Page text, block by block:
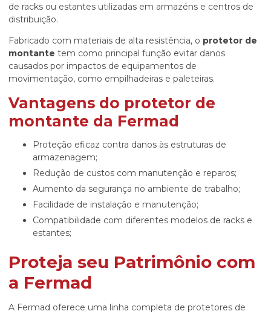
de racks ou estantes utilizadas em armazéns e centros de
distribuição.
Fabricado com materiais de alta resistência, o protetor de
montante tem como principal função evitar danos
causados por impactos de equipamentos de
movimentação, como empilhadeiras e paleteiras.
Vantagens do protetor de
montante da Fermad
Proteção eficaz contra danos às estruturas de
armazenagem;
Redução de custos com manutenção e reparos;
Aumento da segurança no ambiente de trabalho;
Facilidade de instalação e manutenção;
Compatibilidade com diferentes modelos de racks e
estantes;
Proteja seu Patrimônio com
a Fermad
A Fermad oferece uma linha completa de protetores de